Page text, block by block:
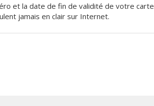
et la date de fin de validité de votre carte
jamais en clair sur Internet.